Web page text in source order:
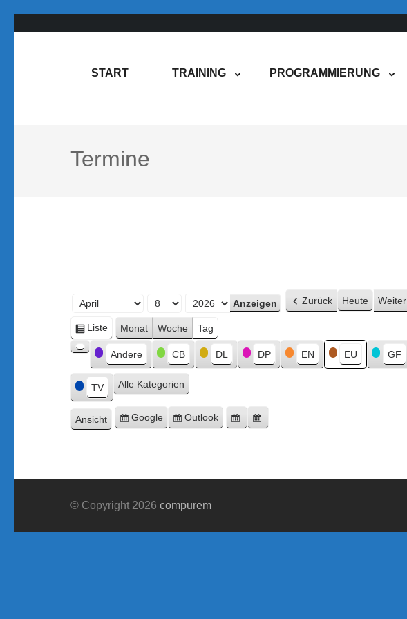
START TRAINING PROGRAMMIERUNG
Termine
Monat
Tag
Jahr
Zurück Heute Weiter
Ansicht
als
Liste Monat Woche Tag
Kategorien
Kategorie
ohne
Titel
Andere CB DL DP EN EU GF
TV Alle Kategorien
Ansicht ausdrucken
Eintragen
Google
Eintragen
Outlook
Google-
© Copyright 2026 compurem